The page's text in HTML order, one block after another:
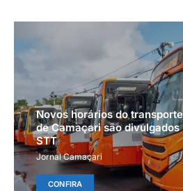
Novos horários do
de Camaçari são divulgados
STT
Jornal Camaçari
CONFIRA